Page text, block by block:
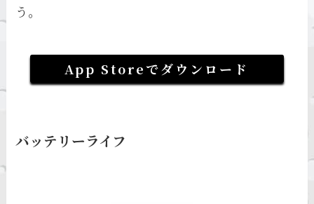
う。
App Storeでダウンロード
バッテリーライフ